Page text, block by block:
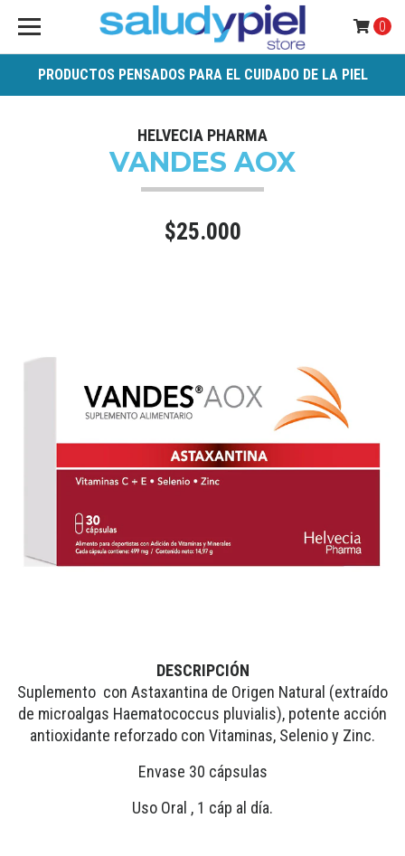
PRODUCTOS PENSADOS PARA EL CUIDADO DE LA PIEL
0
HELVECIA PHARMA
VANDES AOX
$25.000
DESCRIPCIÓN
Suplemento con Astaxantina de Origen Natural (extraído
de microalgas Haematococcus pluvialis), potente acción
antioxidante reforzado con Vitaminas, Selenio y Zinc.
Envase 30 cápsulas
Uso Oral , 1 cáp al día.